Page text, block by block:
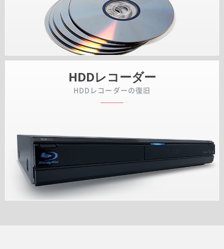
HDDレコーダー
HDDレコーダーの復旧